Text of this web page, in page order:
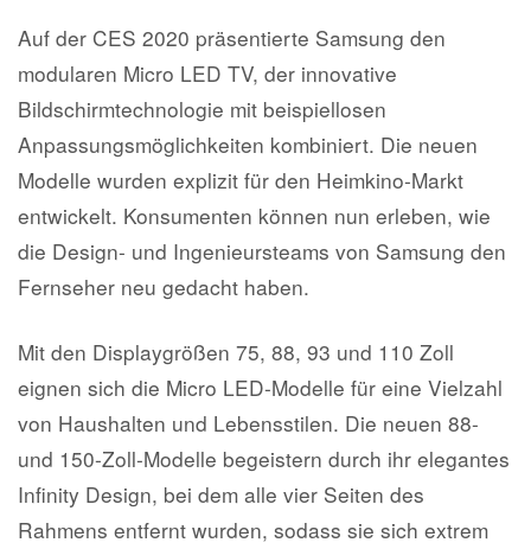
Auf der CES 2020 präsentierte Samsung den
modularen Micro LED TV, der innovative
Bildschirmtechnologie mit beispiellosen
Anpassungsmöglichkeiten kombiniert. Die neuen
Modelle wurden explizit für den Heimkino-Markt
entwickelt. Konsumenten können nun erleben, wie
die Design- und Ingenieursteams von Samsung den
Fernseher neu gedacht haben.
Mit den Displaygrößen 75, 88, 93 und 110 Zoll
eignen sich die Micro LED-Modelle für eine Vielzahl
von Haushalten und Lebensstilen. Die neuen 88-
und 150-Zoll-Modelle begeistern durch ihr elegantes
Infinity Design, bei dem alle vier Seiten des
Rahmens entfernt wurden, sodass sie sich extrem